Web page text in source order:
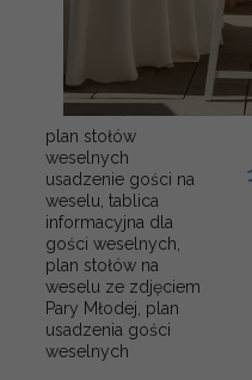
plan stołów
weselnych
usadzenie gości na
weselu, tablica
informacyjna dla
gości weselnych,
plan stołów na
weselu ze zdjęciem
Pary Młodej, plan
usadzenia gości
weselnych